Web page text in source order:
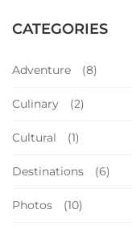
CATEGORIES
Adventure (8)
Culinary (2)
Cultural (1)
Destinations (6)
Photos (10)